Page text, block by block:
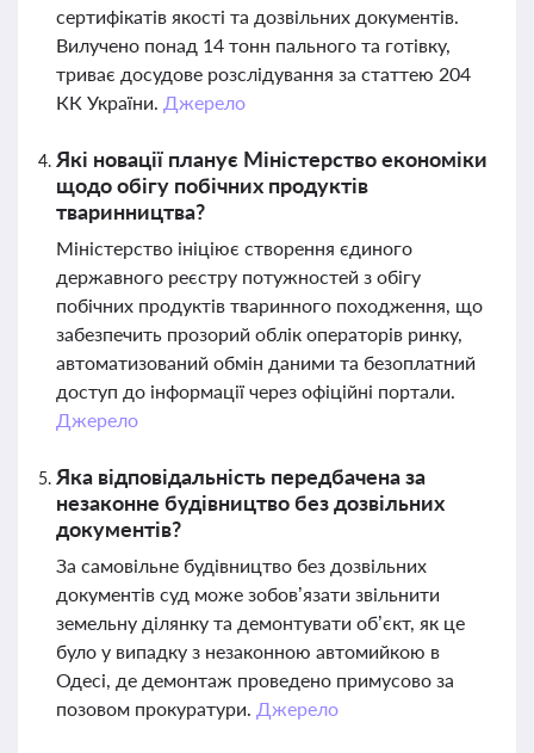
сертифікатів якості та дозвільних документів.
Вилучено понад 14 тонн пального та готівку,
триває досудове розслідування за статтею 204
КК України. Джерело
Які новації планує Міністерство економіки
щодо обігу побічних продуктів
тваринництва?
Міністерство ініціює створення єдиного
державного реєстру потужностей з обігу
побічних продуктів тваринного походження, що
забезпечить прозорий облік операторів ринку,
автоматизований обмін даними та безоплатний
доступ до інформації через офіційні портали.
Джерело
Яка відповідальність передбачена за
незаконне будівництво без дозвільних
документів?
За самовільне будівництво без дозвільних
документів суд може зобов’язати звільнити
земельну ділянку та демонтувати об’єкт, як це
було у випадку з незаконною автомийкою в
Одесі, де демонтаж проведено примусово за
позовом прокуратури. Джерело